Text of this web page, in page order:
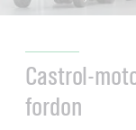
Castrol-
fordon